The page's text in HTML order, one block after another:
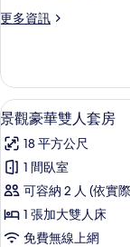
人
房
A
的
所
有
相
片
更多資訊
更
豪
華
雙
套
房
A
的
詳
情
顯
示
景
觀
豪
華
8
景觀豪華雙人套房
18 平方公尺
1 間臥室
可容納 2 人 (依實
1 張加大雙人床
免費無線上網